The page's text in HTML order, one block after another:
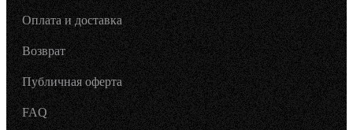
Оплата и доставка
Возврат
Публичная оферта
FAQ